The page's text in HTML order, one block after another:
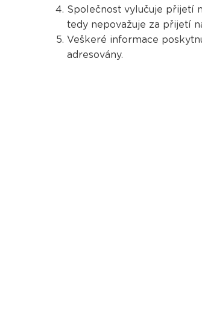
Společnost vylučuje přijetí
tedy nepovažuje za přijetí
Veškeré informace
adresovány.